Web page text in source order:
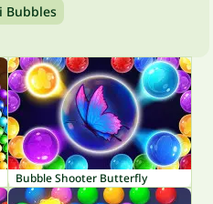
Bubbles
Bubble Shooter Butterfly